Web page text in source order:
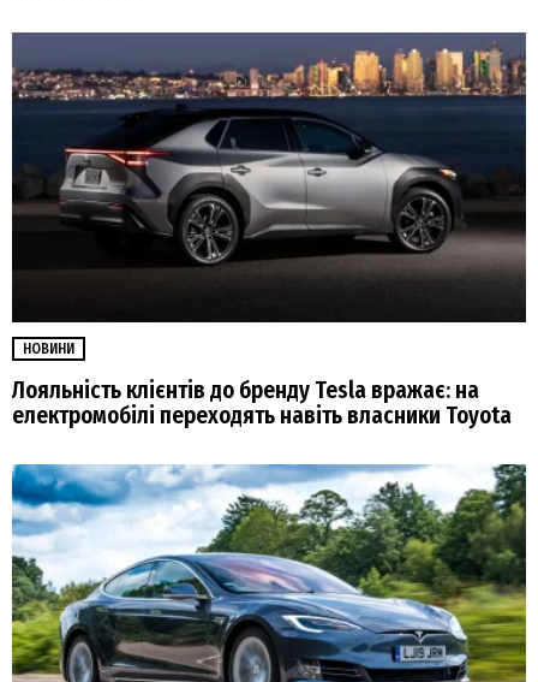
НОВИНИ
Лояльність клієнтів до бренду Tesla вражає: на
електромобілі переходять навіть власники Toyota